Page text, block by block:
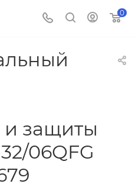
0
защиты
06QFG